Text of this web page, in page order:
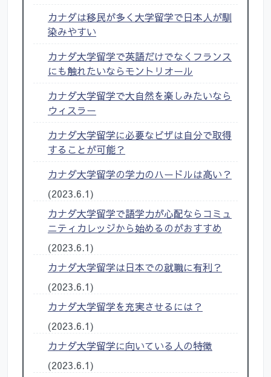
カナダは移民が多く大学留学で日本人が馴
染みやすい
カナダ大学留学で英語だけでなくフランス
にも触れたいならモントリオール
カナダ大学留学で大自然を楽しみたいなら
ウィスラー
カナダ大学留学に必要なビザは自分で取得
することが可能？
カナダ大学留学の学力のハードルは高い？
(2023.6.1)
カナダ大学留学で語学力が心配ならコミュ
ニティカレッジから始めるのがおすすめ
(2023.6.1)
カナダ大学留学は日本での就職に有利？
(2023.6.1)
カナダ大学留学を充実させるには？
(2023.6.1)
カナダ大学留学に向いている人の特徴
(2023.6.1)